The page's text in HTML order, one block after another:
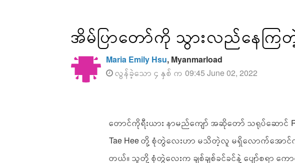
အိမ်ပြာတော်ကို သွားလည်နေကြ
Maria Emily Hsu, Myanmarload
လွန်ခဲ့သော ၄ နှစ် က 09:45 June 02, 2022
တောင်ကိုရီးယား နာမည်ကျော် အဆိုတော် သရုပ်ဆောင်
Tae Hee တို့ စုံတွဲလေးဟာ မသိတဲ့လူ မရှိလောက်အောင်
တယ်။ သူတို့ စုံတွဲလေးက ချစ်ချစ်ခင်ခင်နဲ့ ပျော်စရာ က